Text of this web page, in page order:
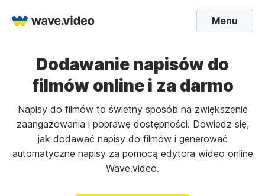
Menu
Dodawanie napisów do
filmów online i za darmo
Napisy do filmów to świetny sposób na zwiększenie
zaangażowania i poprawę dostępności. Dowiedz się,
jak dodawać napisy do filmów i generować
automatyczne napisy za pomocą edytora wideo online
Wave.video.